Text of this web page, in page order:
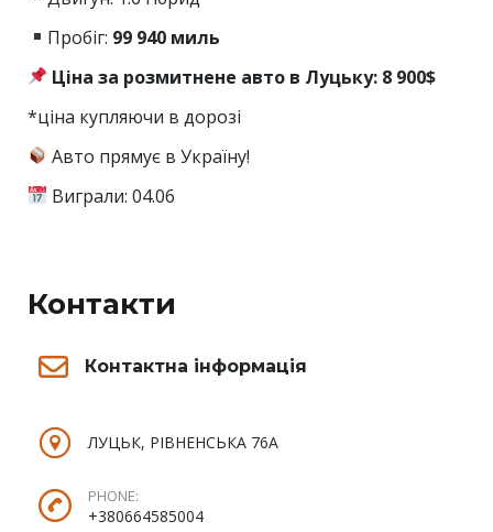
Пробіг: 99 940 миль
Ціна за розмитнене авто в Луцьку: 8 900$
*ціна купляючи в дорозі
Авто прямує в Україну!
Виграли: 04.06
Контакти
Контактна інформація
ЛУЦЬК, РІВНЕНСЬКА 76А
PHONE:
+380664585004